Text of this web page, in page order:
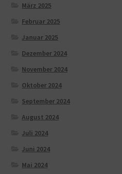
März 2025
Februar 2025
Januar 2025
Dezember 2024
November 2024
Oktober 2024
September 2024
August 2024
Juli 2024
Juni 2024
Mai 2024